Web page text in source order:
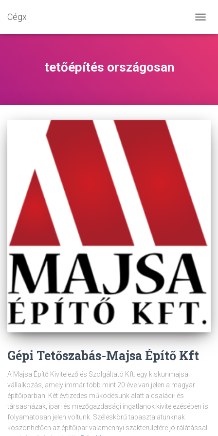
Cégx
BE-/
tetőépítés országosan
Gépi Tetőszabás-Majsa Építő Kft
A Majsa Építő Kivitelező és Szolgáltató Kft. egy kiskunmajsai
vállalkozás, amely immár több mint 20 éve van jelen a magyar
építőiparban. Két évtizedes működésünk alatt a családi- és
társasházak, ipari és mezőgazdasági ingatlanok kivitelezésében is
folyamatosan jelen voltunk. Széleskörű tapasztalatunknak
köszönhetően az építőipar valamennyi szakterületére jó rálátással